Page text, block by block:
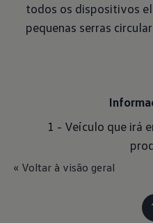
todos os dispositivos
pequenas serras
1 - Veículo que irá
« Voltar à visão geral